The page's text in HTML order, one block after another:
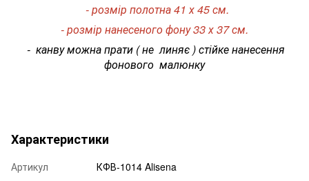
- розмір полотна 41 х 45 см.
- розмір нанесеного фону 33 х 37 см.
- канву можна прати ( не линяє ) стійке нанесення
фонового малюнку
Характеристики
Артикул
КФВ-1014 Alisena